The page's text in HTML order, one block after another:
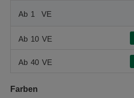
Ab 1 VE
Ab 10 VE
Ab 40 VE
Farben